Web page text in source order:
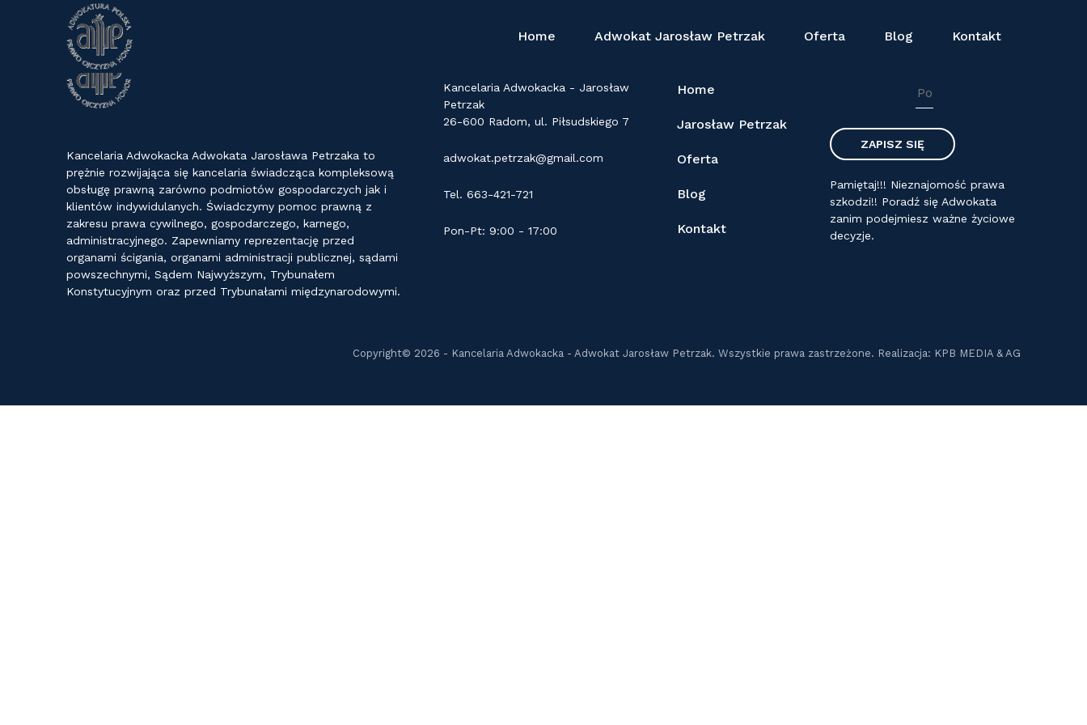
Home Adwokat Jarosław Petrzak Oferta Blog Kontakt
Kancelaria Adwokacka Adwokata Jarosława Petrzaka to
prężnie rozwijająca się kancelaria świadcząca kompleksową
obsługę prawną zarówno podmiotów gospodarczych jak i
klientów indywidulanych. Świadczymy pomoc prawną z
zakresu prawa cywilnego, gospodarczego, karnego,
administracyjnego. Zapewniamy reprezentację przed
organami ścigania, organami administracji publicznej, sądami
powszechnymi, Sądem Najwyższym, Trybunałem
Konstytucyjnym oraz przed Trybunałami międzynarodowymi.
Kancelaria Adwokacka - Jarosław
Petrzak
26-600 Radom, ul. Piłsudskiego 7
adwokat.petrzak@gmail.com
Tel. 663-421-721
Pon-Pt: 9:00 - 17:00
Home
Jarosław Petrzak
Oferta
Blog
Kontakt
Pamiętaj!!! Nieznajomość prawa
szkodzi!! Poradź się Adwokata
zanim podejmiesz ważne życiowe
decyzje.
Copyright© 2026 - Kancelaria Adwokacka - Adwokat Jarosław Petrzak. Wszystkie prawa zastrzeżone. Realizacja: KPB MEDIA & AG